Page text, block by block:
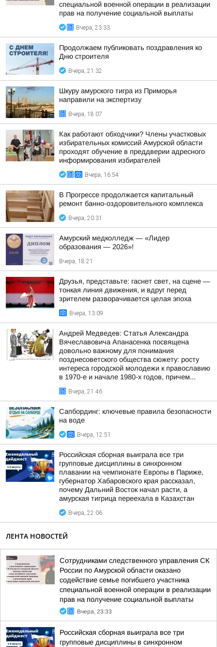
специальной военной операции в реализации
прав на получение социальной выплаты
Вчера, 23:33
Продолжаем публиковать поздравления ко
Дню строителя
Вчера, 21:32
Шкуру амурского тигра из Приморья
направили на экспертизу
Вчера, 18:07
Как работают обходчики? Члены участковых
избирательных комиссий Амурской области
проходят обучение в преддверии адресного
информирования избирателей
Вчера, 16:54
В Прогрессе продолжается капитальный
ремонт банно-оздоровительного комплекса
Вчера, 20:31
Амурский медколледж — «Лидер
образования — 2026»!
Вчера, 18:21
Друзья, представьте: гаснет свет, на сцене —
тонкая линия движения, и вдруг перед
зрителем разворачивается целая эпоха
Вчера, 13:09
Андрей Медведев: Статья Александра
Вячеславовича Апанасенка посвящена
довольно важному для понимания
позднесоветского общества сюжету: росту
интереса городской молодежи к православию
в 1970-е и начале 1980-х годов, причем...
Вчера, 21:46
Сапбординг: ключевые правила безопасности
на воде
Вчера, 12:51
Российская сборная выиграла все три
групповые дисциплины в синхронном
плавании на чемпионате Европы в Париже,
губернатор Хабаровского края рассказал,
почему Дальний Восток начал расти, а
амурская тигрица переехала в Казахстан
Вчера, 22:06
ЛЕНТА НОВОСТЕЙ
Сотрудниками следственного управления СК
России по Амурской области оказано
содействие семье погибшего участника
специальной военной операции в реализации
прав на получение социальной выплаты
Вчера, 23:33
Российская сборная выиграла все три
групповые дисциплины в синхронном